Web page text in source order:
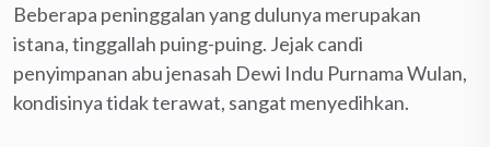
Beberapa peninggalan yang dulunya merupakan
istana, tinggallah puing-puing. Jejak candi
penyimpanan abu jenasah Dewi Indu Purnama Wulan,
kondisinya tidak terawat, sangat menyedihkan.